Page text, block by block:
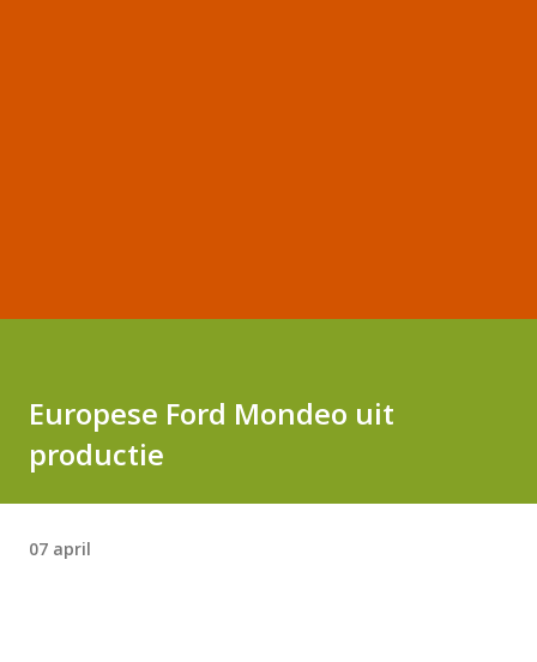
Europese Ford Mondeo uit
productie
07 april